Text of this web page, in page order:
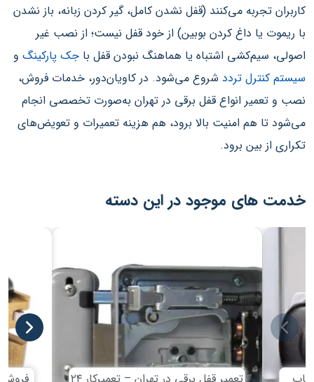
کاربران تجربه می‌کنند (قفل نشدن کامل، گیر کردن زبانه، باز نشدن
با ریموت یا داغ کردن بوبین) از خود قفل نیست؛ از نصب غیر
اصولی، سیم‌کشی اشتباه یا هماهنگ نبودن قفل با جک پارکینگ و
سیستم کنترل تردد شروع می‌شود. در کاویان‌دور، خدمات فروش،
نصب و تعمیر انواع قفل برقی در تهران به‌صورت تخصصی انجام
می‌شود تا هم امنیت بالا برود، هم هزینه تعمیرات و تعویض‌های
تکراری از بین برود.
خدمت های موجود در این دسته